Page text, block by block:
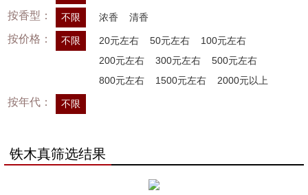
按香型： 不限 浓香 清香
按价格： 不限 20元左右 50元左右
100元左右
200元左右
300元左右
500元左右
800元左右
1500元左右 2000元以上
按年代： 不限
铁木真筛选结果